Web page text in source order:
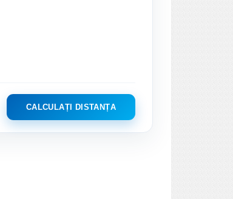
CALCULAȚI DISTANȚA